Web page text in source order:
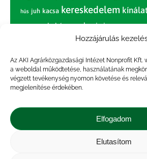
Hozzájárulás
Az AKI Agrárközgazdasági Intézet Nonprofit Kft.
a weboldal működtetése, használatának
végzett tevékenység nyomon követése és
megjelenítése érdekében.
Elfogadom
Elutasítom
hús juh kacsa kereskedelem
körte marhahús nagybani piac narancs
nemzetközi árinformációk
paradicsom piac piaci jelentés
pulyka pulykahús sertés sertéshús
szarvasmarha termelés
zöldség árak
átlagárértékesítési ár